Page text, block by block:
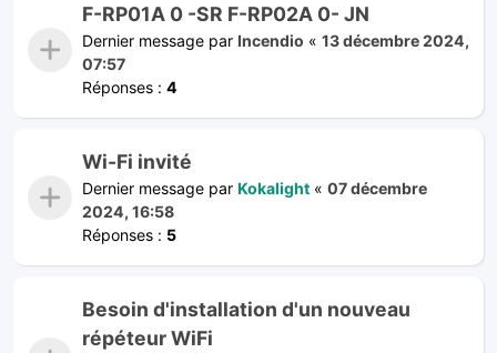
F-RP01A 0 -SR F-RP02A 0- JN
Dernier message par Incendio « 13 décembre 2024,
07:57
Réponses : 4
Wi-Fi invité
Dernier message par Kokalight « 07 décembre
2024, 16:58
Réponses : 5
Besoin d'installation d'un nouveau
répéteur WiFi